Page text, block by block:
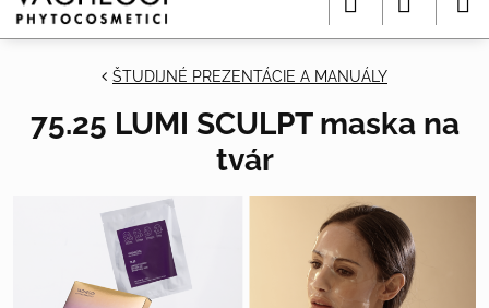
ŠTUDIJNÉ PREZENTÁCIE A MANUÁLY
75.25 LUMI SCULPT maska na
tvár